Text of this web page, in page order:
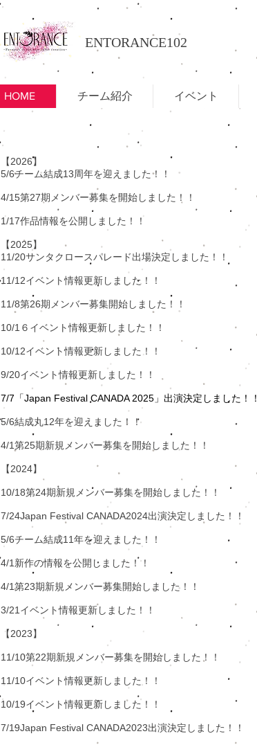
ENTORANCE102
HOME チーム紹介 イベント
​【2026】
5/6チーム結成13周年を迎えました！！
4/15第27期メンバー募集を開始しました！！
1/17作品情報を公開しました！！
【2025】
11/20サンタクロースパレード出場決定しました！！
11/12イベント情報更新しました！！
11/8第26期メンバー募集開始しました！！
10/1６イベント情報更新しました！！
10/12イベント情報更新しました！！
9/20イベント情報更新しました！！
7/7「Japan Festival CANADA 2025」出演決定しました！！
5/6結成丸12年を迎えました！！
4/1第25期新規メンバー募集を開始しました！！
【2024】
10/18第24期新規メンバー募集を開始しました！！
7/24Japan Festival CANADA2024出演決定しました！！
5/6チーム結成11年を迎えました！！
4/1新作の情報を公開しました！！
4/1第23期新規メンバー募集開始しました！！
3/21イベント情報更新しました！！
【2023】
11/10第22期新規メンバー募集を開始しました！！
11/10イベント情報更新しました！！
10/19イベント情報更新しました！！
7/19​Japan Festival CANADA2023出演決定しました！！